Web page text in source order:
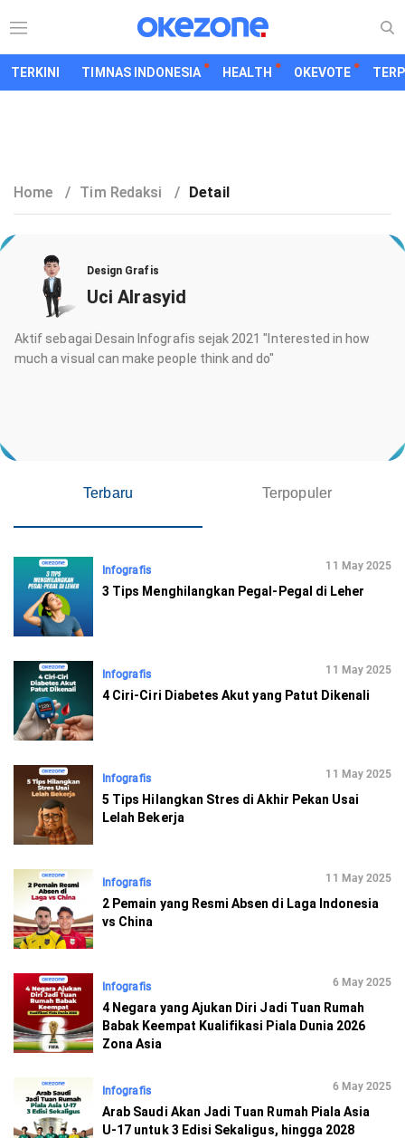
TERKINI TIMNAS INDONESIA HEALTH OKEVOTE
Home / Tim Redaksi / Detail
Design Grafis
Uci Alrasyid
Aktif sebagai Desain Infografis sejak 2021 "Interested in how
much a visual can make people think and do"
Terbaru Terpopuler
Infografis 11 May 2025
3 Tips Menghilangkan Pegal-Pegal di Leher
Infografis 11 May 2025
4 Ciri-Ciri Diabetes Akut yang Patut Dikenali
Infografis 11 May 2025
5 Tips Hilangkan Stres di Akhir Pekan Usai
Lelah Bekerja
Infografis 11 May 2025
2 Pemain yang Resmi Absen di Laga Indonesia
vs China
Infografis 6 May 2025
4 Negara yang Ajukan Diri Jadi Tuan Rumah
Babak Keempat Kualifikasi Piala Dunia 2026
Zona Asia
Infografis 6 May 2025
Arab Saudi Akan Jadi Tuan Rumah Piala Asia
U-17 untuk 3 Edisi Sekaligus, hingga 2028